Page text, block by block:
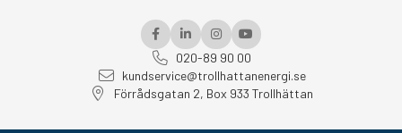
020-89 90 00
kundservice@trollhattanenergi.se
Förrådsgatan 2, Box 933 Trollhättan